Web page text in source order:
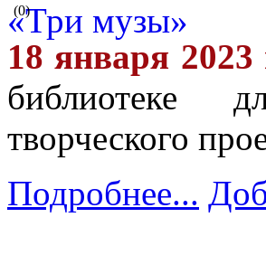
(0)
18 января 2023
библиотеке
творческого
Подробнее...